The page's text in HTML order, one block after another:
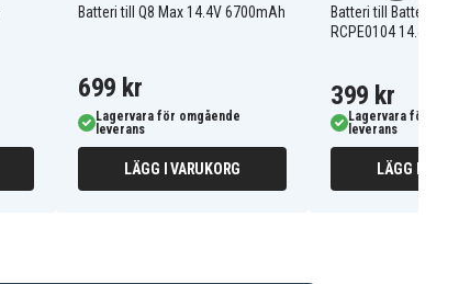
Batteri till Q8 Max 14.4V 6700mAh
699 kr
Lagervara för omgående
leverans
LÄGG I VARUKORG
Batteri till Batteri till
RCPE0104 14.4V
399 kr
Lagervara för
leverans
LÄGG I